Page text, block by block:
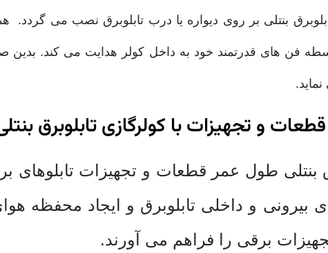
بنتلی بر روی دیواره یا درب تابلوبرق نصب می گردد.
فن های قدرتمند خود به داخل کولر هدایت می کند. بدین
و تجهیزات با کولرگازی تابلوبرق
بنتلی طول عمر قطعات و تجهیزات تابلوهای
بیرونی و داخلی تابلوبرق و ایجاد
برقی را فراهم می آورند.